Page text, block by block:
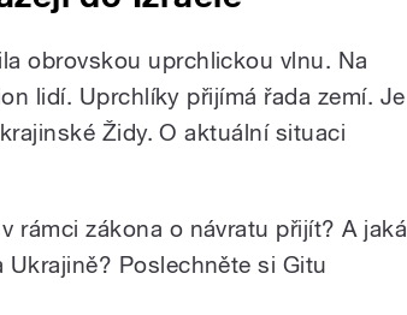
obrovskou uprchlickou vlnu. Na
lidí. Uprchlíky přijímá řada zemí. Je
Židy. O aktuální situaci
rámci zákona o návratu přijít? A jaká
Poslechněte si Gitu